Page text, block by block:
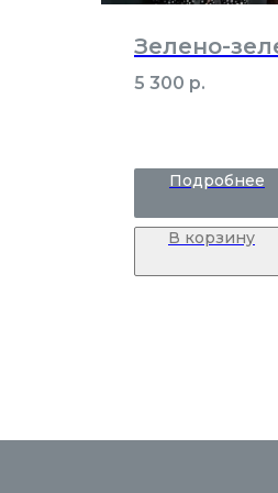
Зелено-
5 300 р.
Подробнее
В корзину